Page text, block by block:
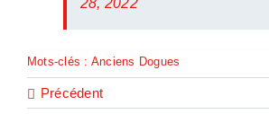
28, 2022
Mots-clés : Anciens Dogues
Précédent